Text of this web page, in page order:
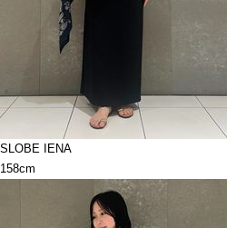
SLOBE IENA
158cm